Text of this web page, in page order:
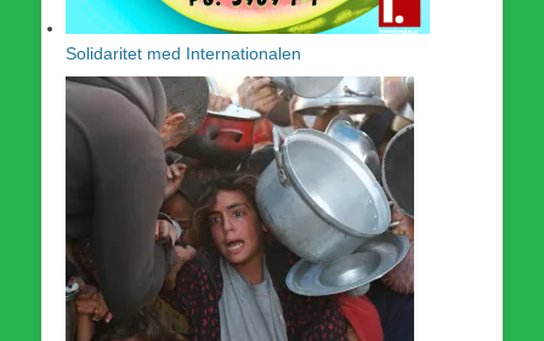
Solidaritet med Internationalen